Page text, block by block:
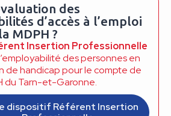
des
d’accès à l’emploi
MDPH ?
Insertion Professionnelle
des personnes en
de handicap pour le compte de
du Tarn-et-Garonne.
dispositif Référent Insertion